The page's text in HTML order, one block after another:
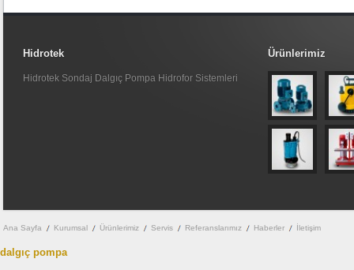
Hidrotek
Hidrotek Sondaj Dalgıç Pompa Hidrofor Sistemleri
Ürünlerimiz
Ana Sayfa Kurumsal Ürünlerimiz Servis Referanslarımız Haberler İletişim
dalgıç pompa